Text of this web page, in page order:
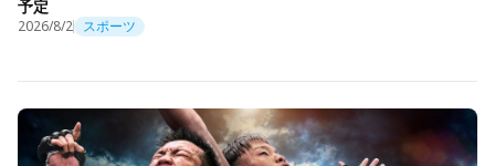
予定
2026/8/2 スポーツ